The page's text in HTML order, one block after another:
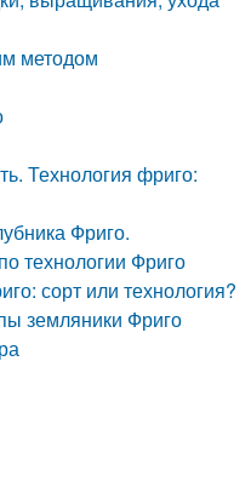
методом
Технология фриго:
Фриго.
технологии Фриго
сорт или технология?
земляники Фриго